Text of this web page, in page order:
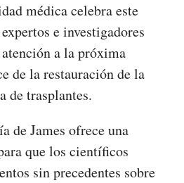
médica celebra este
e investigadores
a la próxima
de la restauración de la
de trasplantes.
de James ofrece una
que los científicos
sin precedentes sobre